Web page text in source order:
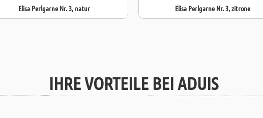
Elisa Perlgarne Nr. 3, natur Elisa Perlgarne Nr. 3, zitrone
IHRE VORTEILE BEI ADUIS